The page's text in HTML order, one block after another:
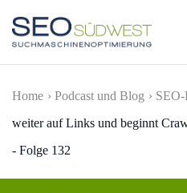
Skip to main content
Home Podcast und Blog SEO-
weiter auf Links und beginnt
- Folge 132